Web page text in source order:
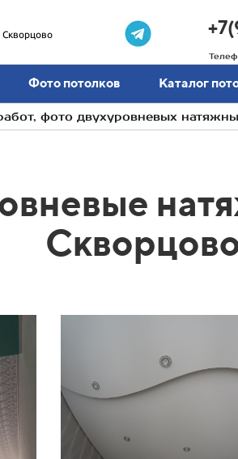
Скворцово
Фото потолков Каталог
фото двухуровневых